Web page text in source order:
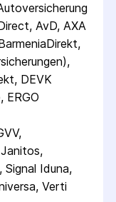
AvD, AXA
DEVK
ERGO
Signal Iduna,
Verti